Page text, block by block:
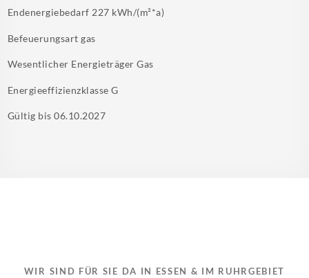
Endenergiebedarf 227 kWh/(m²*a)
Befeuerungsartgas
Wesentlicher EnergieträgerGas
EnergieeffizienzklasseG
Gültig bis06.10.2027
WIR SIND FÜR SIE DA IN ESSEN & IM RUHRGEBIET